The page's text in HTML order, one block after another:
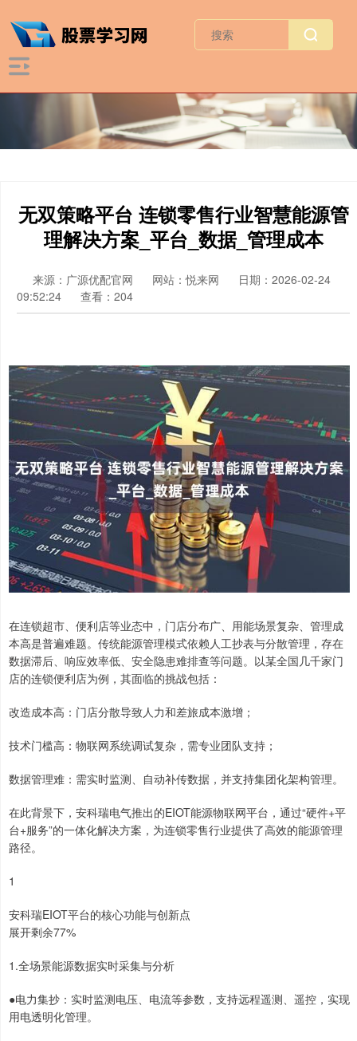
无双策略平台 连锁零售行业智慧能源管
理解决方案_平台_数据_管理成本
来源：广源优配官网 网站：悦来网
日期：2026-02-24
09:52:24
查看：204
在连锁超市、便利店等业态中，门店分布广、用能场景复杂、管理成
本高是普遍难题。传统能源管理模式依赖人工抄表与分散管理，存在
数据滞后、响应效率低、安全隐患难排查等问题。以某全国几千家门
店的连锁便利店为例，其面临的挑战包括：
改造成本高：门店分散导致人力和差旅成本激增；
技术门槛高：物联网系统调试复杂，需专业团队支持；
数据管理难：需实时监测、自动补传数据，并支持集团化架构管理。
在此背景下，安科瑞电气推出的EIOT能源物联网平台，通过“硬件+平
台+服务”的一体化解决方案，为连锁零售行业提供了高效的能源管理
路径。
1
安科瑞EIOT平台的核心功能与创新点
展开剩余77%
1.全场景能源数据实时采集与分析
●电力集抄：实时监测电压、电流等参数，支持远程遥测、遥控，实现
用电透明化管理。